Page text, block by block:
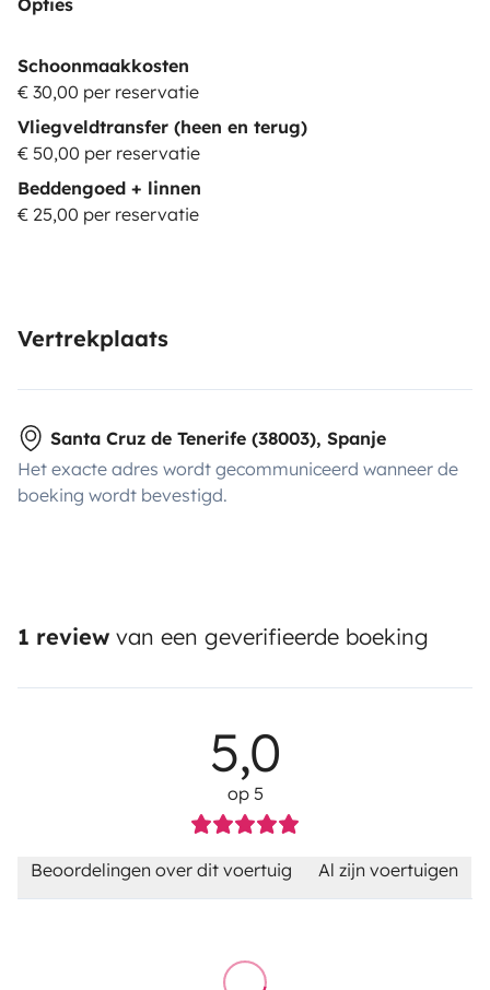
Opties
Schoonmaakkosten
€ 30,00 per reservatie
Vliegveldtransfer (heen en terug)
€ 50,00 per reservatie
Beddengoed + linnen
€ 25,00 per reservatie
Vertrekplaats
Santa Cruz de Tenerife (38003), Spanje
Het exacte adres wordt gecommuniceerd wanneer de
boeking wordt bevestigd.
1 review van een geverifieerde boeking
5,0
op 5
Beoordelingen over dit voertuig Al zijn voertuigen